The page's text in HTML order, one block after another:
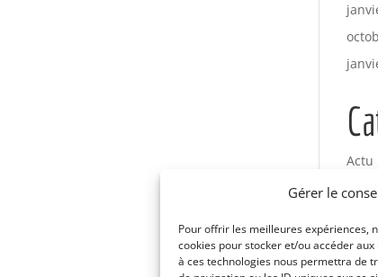
Gérer le
Pour offrir les meilleures expériences,
cookies pour stocker et/ou accéder
à ces technologies nous permettra de
Actu